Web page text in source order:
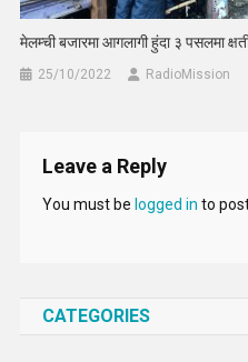
मेलम्ची बजारमा आगलागी हुंदा ३ पसलमा
25/10/2022 RadioMission
Leave a Reply
You must be logged in to
CATEGORIES